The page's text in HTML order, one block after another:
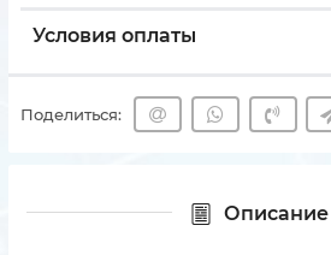
Условия оплаты
Поделиться:
Описание